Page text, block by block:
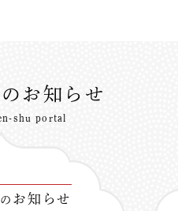
お知らせ
shu portal
お知らせ